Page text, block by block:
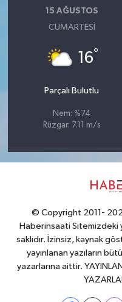
15 AĞUSTOS
CUMARTESI
16°
Parçalı Bulutlu
Nem: %74
Rüzgar: 7.11 m/s
© Copyright 2011-
Haberinsaati Sitemizdeki
saklıdır. İzinsiz, kaynak
yayınlanan yazıların
yazarlarına aittir.